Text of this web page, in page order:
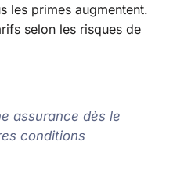
les primes augmentent.
selon les risques de
assurance dès le
conditions